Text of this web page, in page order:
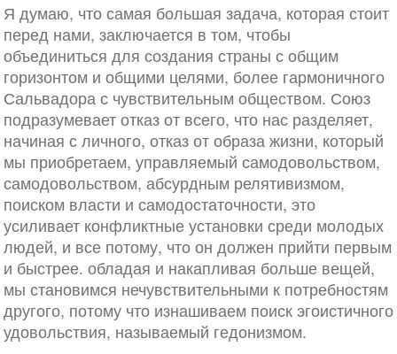
Я думаю, что самая большая задача, которая стоит
перед нами, заключается в том, чтобы
объединиться для создания страны с общим
горизонтом и общими целями, более гармоничного
Сальвадора с чувствительным обществом. Союз
подразумевает отказ от всего, что нас разделяет,
начиная с личного, отказ от образа жизни, который
мы приобретаем, управляемый самодовольством,
самодовольством, абсурдным релятивизмом,
поиском власти и самодостаточности, это
усиливает конфликтные установки среди молодых
людей, и все потому, что он должен прийти первым
и быстрее. обладая и накапливая больше вещей,
мы становимся нечувствительными к потребностям
другого, потому что изнашиваем поиск эгоистичного
удовольствия, называемый гедонизмом.